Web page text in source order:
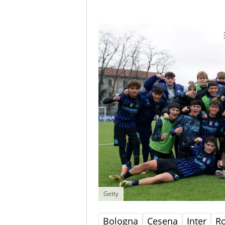
Getty
Bologna Cesena Inter